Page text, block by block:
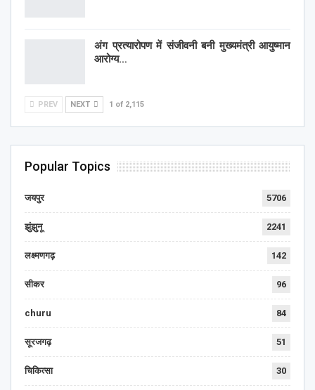
अंग प्रत्यारोपण में संजीवनी बनी मुख्यमंत्री आयुष्मान
आरोग्य…
PREV NEXT 1 of 2,115
Popular Topics
जयपुर 5706
झुंझुनू 2241
लक्ष्मणगढ़ 142
सीकर 96
churu 84
सूरजगढ़ 51
चिकित्सा 30